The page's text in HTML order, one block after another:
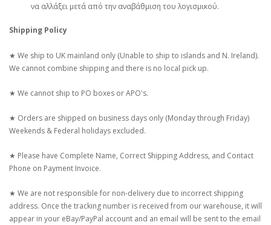
να αλλάξει μετά από την αναβάθμιση του λογισμικού.
Shipping Policy
★ We ship to UK mainland only (Unable to ship to islands and N. Ireland).
We cannot combine shipping and there is no local pick up.
★ We cannot ship to PO boxes or APO's.
★ Orders are shipped on business days only (Monday through Friday)
Weekends & Federal holidays excluded.
★ Please have Complete Name, Correct Shipping Address, and Contact
Phone on Payment Invoice.
★ We are not responsible for non-delivery due to incorrect shipping
address. Once the tracking number is received from our warehouse, it will
appear in your eBay/PayPal account and an email will be sent to the email